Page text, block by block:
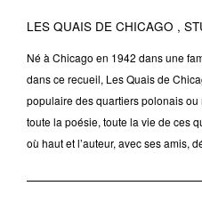
LES QUAIS DE CHICAGO ,
Né à Chicago en 1942 dans une
dans ce recueil, Les Quais de
populaire des quartiers polonais
toute la poésie, toute la vie de ces
où haut et l’auteur, avec ses amis,